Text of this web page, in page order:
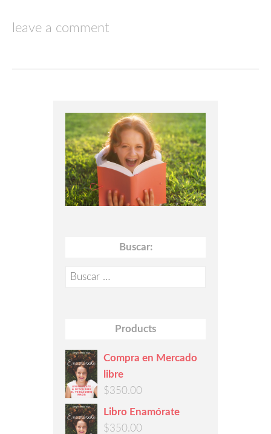
leave a comment
Buscar:
Buscar:
Products
Compra en Mercado
libre
$350.00
Libro Enamórate
$350.00